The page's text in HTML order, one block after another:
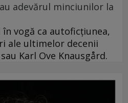
adevărul minciunilor la
vogă ca autoficțiunea,
ale ultimelor decenii
Karl Ove Knausgård.